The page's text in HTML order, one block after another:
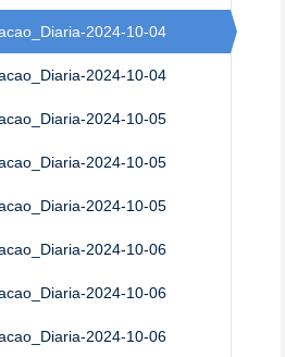
2024-10-04
2024-10-04
2024-10-05
2024-10-05
2024-10-05
2024-10-06
2024-10-06
2024-10-06